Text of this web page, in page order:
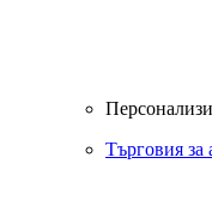
Търговия за